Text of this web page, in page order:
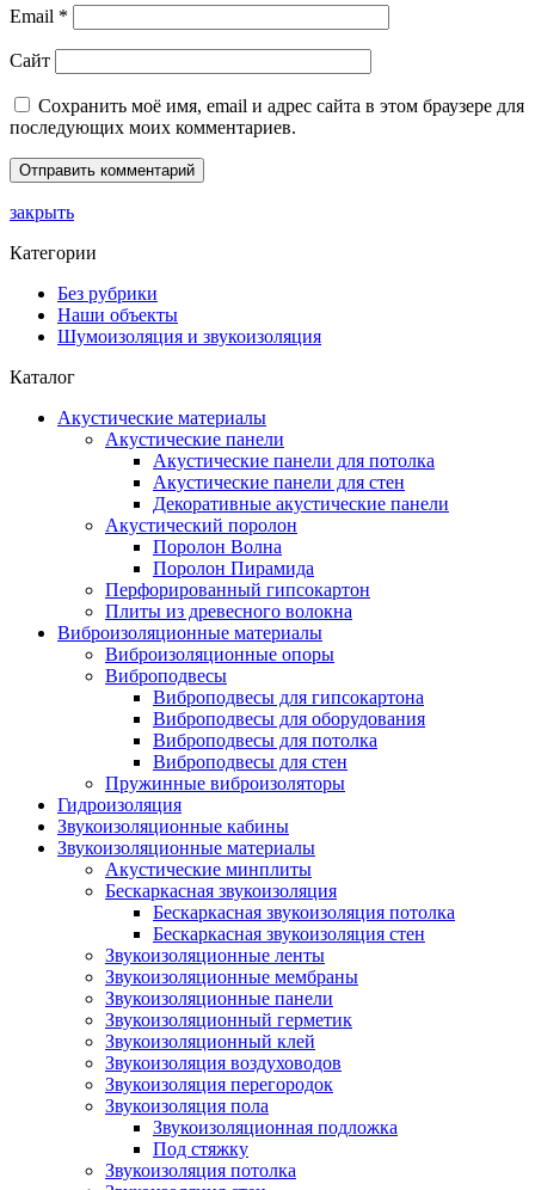
Email *
Сайт
Сохранить моё имя, email и адрес сайта в этом браузере для
последующих моих комментариев.
закрыть
Категории
Без рубрики
Наши объекты
Шумоизоляция и звукоизоляция
Каталог
Акустические материалы
Акустические панели
Акустические панели для потолка
Акустические панели для стен
Декоративные акустические панели
Акустический поролон
Поролон Волна
Поролон Пирамида
Перфорированный гипсокартон
Плиты из древесного волокна
Виброизоляционные материалы
Виброизоляционные опоры
Виброподвесы
Виброподвесы для гипсокартона
Виброподвесы для оборудования
Виброподвесы для потолка
Виброподвесы для стен
Пружинные виброизоляторы
Гидроизоляция
Звукоизоляционные кабины
Звукоизоляционные материалы
Акустические минплиты
Бескаркасная звукоизоляция
Бескаркасная звукоизоляция потолка
Бескаркасная звукоизоляция стен
Звукоизоляционные ленты
Звукоизоляционные мембраны
Звукоизоляционные панели
Звукоизоляционный герметик
Звукоизоляционный клей
Звукоизоляция воздуховодов
Звукоизоляция перегородок
Звукоизоляция пола
Звукоизоляционная подложка
Под стяжку
Звукоизоляция потолка